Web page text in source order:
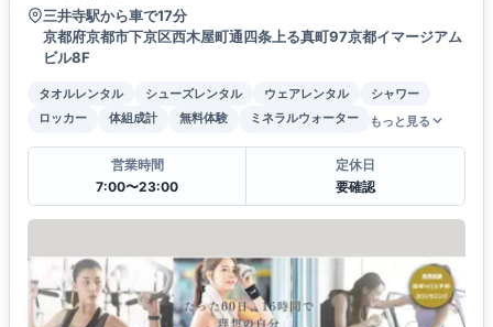
三井寺駅から車で17分
京都府京都市下京区西木屋町通四条上る真町97京都イマージアム
ビル8F
タオルレンタル シューズレンタル ウェアレンタル
シャワー
ロッカー
体組成計 無料体験 ミネラルウォーター もっと見る
営業時間
7:00〜23:00
定休日
要確認